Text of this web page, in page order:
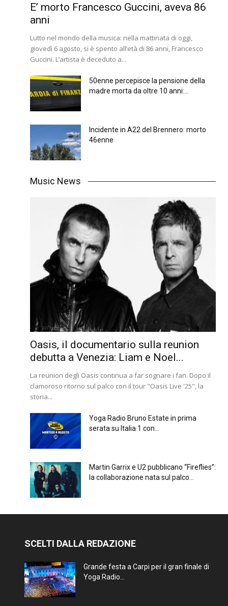
E’ morto Francesco Guccini, aveva 86
anni
Lutto nel mondo della musica: nella mattinata di oggi,
giovedì 6 agosto, si è spento all’età di 86 anni, Francesco
Guccini. L’artista è deceduto a...
50enne percepisce la pensione della
madre morta da oltre 10 anni:...
Incidente in A22 del Brennero: morto
46enne
Music News
Oasis, il documentario sulla reunion
debutta a Venezia: Liam e Noel...
La reunion degli Oasis continua a far sognare i fan. Dopo il
clamoroso ritorno sul palco con il tour "Oasis Live '25", la
storia...
Yoga Radio Bruno Estate in prima
serata su Italia 1 con...
Martin Garrix e U2 pubblicano “Fireflies”:
la collaborazione nata sul palco...
SCELTI DALLA REDAZIONE
Grande festa a Carpi per il gran finale di
Yoga Radio...